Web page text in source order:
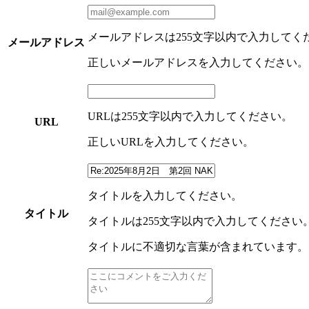
メールアドレス メールアドレスは255文字以内で入力してく
正しいメールアドレスを入力してください。
URL URLは255文字以内で入力してください。
正しいURLを入力してください。
タイトル
タイトルを入力してください。
タイトルは255文字以内で入力してください。
タイトルに不適切な言葉が含まれています。